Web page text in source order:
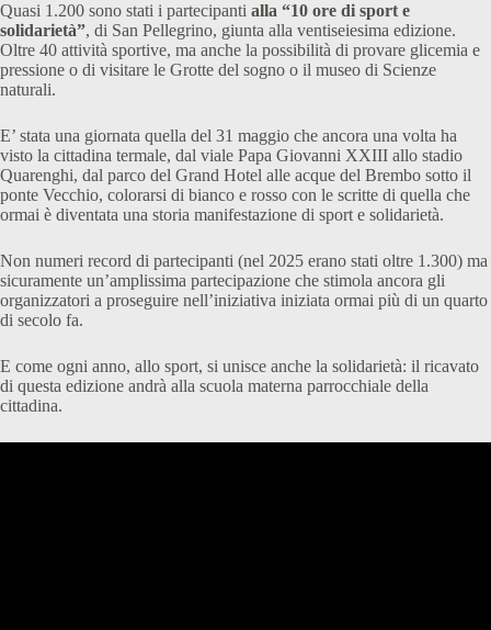
Quasi 1.200 sono stati i partecipanti alla “10 ore di sport e
solidarietà”, di San Pellegrino, giunta alla ventiseiesima edizione.
Oltre 40 attività sportive, ma anche la possibilità di provare glicemia e
pressione o di visitare le Grotte del sogno o il museo di Scienze
naturali.
E’ stata una giornata quella del 31 maggio che ancora una volta ha
visto la cittadina termale, dal viale Papa Giovanni XXIII allo stadio
Quarenghi, dal parco del Grand Hotel alle acque del Brembo sotto il
ponte Vecchio, colorarsi di bianco e rosso con le scritte di quella che
ormai è diventata una storia manifestazione di sport e solidarietà.
Non numeri record di partecipanti (nel 2025 erano stati oltre 1.300) ma
sicuramente un’amplissima partecipazione che stimola ancora gli
organizzatori a proseguire nell’iniziativa iniziata ormai più di un quarto
di secolo fa.
E come ogni anno, allo sport, si unisce anche la solidarietà: il ricavato
di questa edizione andrà alla scuola materna parrocchiale della
cittadina.